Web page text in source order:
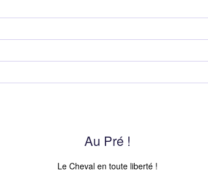
Au Pré !
Le Cheval en toute liberté !